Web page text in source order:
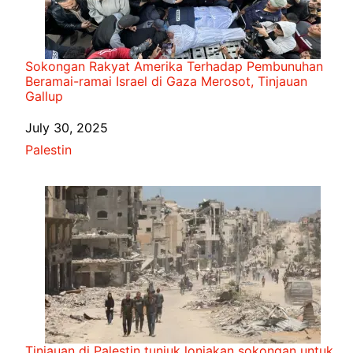
Sokongan Rakyat Amerika Terhadap Pembunuhan
Beramai-ramai Israel di Gaza Merosot, Tinjauan
Gallup
Date
July 30, 2025
In relation to
Palestin